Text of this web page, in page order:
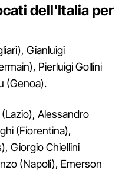
dell'Italia per
Gianluigi
Pierluigi Gollini
(Genoa).
Alessandro
(Fiorentina),
Giorgio Chiellini
(Napoli), Emerson